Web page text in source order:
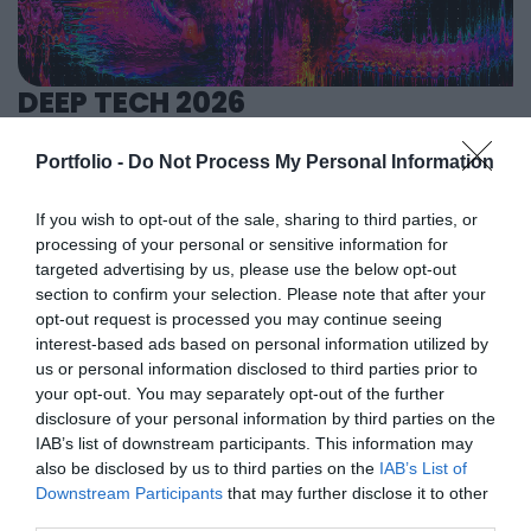
Portfolio - Do Not Process My Personal Information
If you wish to opt-out of the sale, sharing to third parties, or
processing of your personal or sensitive information for
targeted advertising by us, please use the below opt-out
section to confirm your selection. Please note that after your
opt-out request is processed you may continue seeing
interest-based ads based on personal information utilized by
us or personal information disclosed to third parties prior to
your opt-out. You may separately opt-out of the further
disclosure of your personal information by third parties on the
IAB’s list of downstream participants. This information may
also be disclosed by us to third parties on the IAB’s List of
Downstream Participants that may further disclose it to other
tárgyalásokra, a színvonalas szakmai előadások és
kerekasztal-beszélgetések mellett pedig szórakoztató
műsorral járul hozzá a résztvevők feltöltődéséhez és
kikapcsolódásához. A Portfolio Csoport az Agrárszektor
Konferencián adja át tizenegy kategóriában azokat az
évente odaítélhető díjakat, amelyek az agrárium
eredményeinek elismeréséül szolgálnak. A díjakat az
agrárium legmeghatározóbb személyeségeiből áll szakmai
zsűri ítéli oda az ágazati szereplők benyújtott pályázatai
alapján.
adminisztratív folyamatokat támogató AI-eszközök és
vállalti megoldások korábban elképzelhetetlen sebességet
és rendkívüli hatékonyságbeli fejlődési lehetőséget adnak a
cégeknek. MIt kezdünk a megnyert munkaórákkal és a
megspórolt munkaerővel? A core bizniszt is felforgatja a
mesterséges intelligencia? Mire jó a vibe coding?
többek között ezekre a kérdésekre is válaszokat keresünk
DEEP TECH 2026
A következő évtizedek technológiai versenye nem azon dől
azon, ki képes létrehozni, legyártani és birtokolni azokat a
technológiákat, amelyek nélkül mások sem tudnak majd
működni. Egy új akkumulátor, amely tovább tárolja az
energiát. Egy anyag, amely könnyebb, erősebb vagy
olcsóbban előállítható a korábbiaknál. Egy gyógyszer vagy
diagnosztikai eljárás, amely korábban kezelhetetlen
betegségekre ad választ. Robotikai rendszer, védelmi
technológia, új gyártási folyamat vagy űripari fejlesztés.
Mindezek nem egyik napról a másikra születnek meg: mély
kutatás, komplex szakértelem, jelentős tőke és kitartó
fejlesztés kell hozzájuk. Ezt nevezzük deep technek. A deep
RÉSZLETEK & JEGYEK
PORTFOLIO KONFERENCIÁK 25 ÉVE
A Portfolio Csoport rendezvénydivíziója több mint két